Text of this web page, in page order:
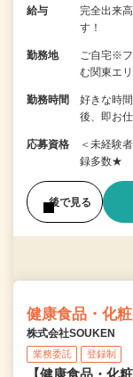
給与
完全出来
す！
勤務地
ご自宅※
む関東エ
勤務時間
好きな時
後、即お
応募資格
＜未経験
録多数★ ※
後で見る
健康食品・化
株式会社SOUKEN
業務委託 登録制
【健康食品・化